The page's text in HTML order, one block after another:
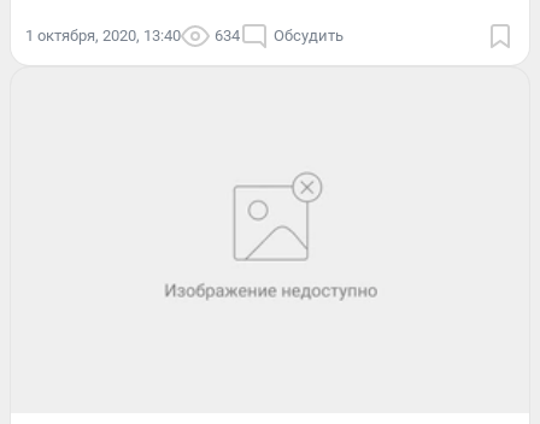
1 октября, 2020, 13:40 634 Обсудить